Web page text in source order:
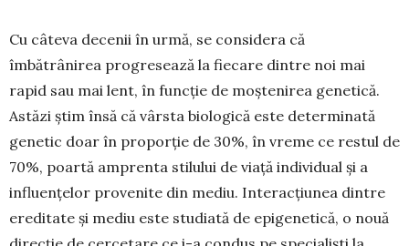
Cu câteva decenii în urmă, se considera că
îmbătrânirea progresează la fiecare dintre noi mai
rapid sau mai lent, în funcție de moștenirea gene­tică.
Astăzi știm însă că vârsta biologică este de­terminată
genetic doar în proporție de 30%, în vreme ce restul de
70%, poartă amprenta stilului de viață individual și a
influențelor provenite din mediu. Interacțiunea dintre
ereditate și mediu este studiată de epigenetică, o nouă